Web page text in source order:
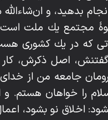
انجام بدهيد، و
يك ملت است
كه در يك كشورى هست
گفتنش، اصل ذكرش،
جامعه من از
را خواهان هستم. و
اخلاق نو بشود،